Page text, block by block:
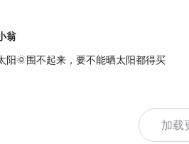
翁
阳🌞围不起来，要不能晒太阳都得买
加载